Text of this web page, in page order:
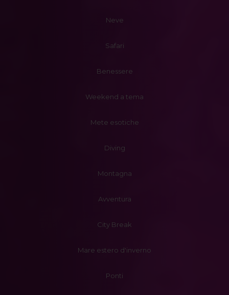
Neve
Safari
Benessere
Weekend a tema
Mete esotiche
Diving
Montagna
Avventura
City Break
Mare estero d'inverno
Ponti